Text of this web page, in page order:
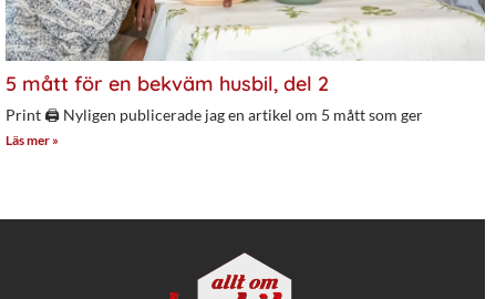
5 mått för en bekväm husbil, del 2
Print 🖨 Nyligen publicerade jag en artikel om 5 mått som ger
Läs mer »